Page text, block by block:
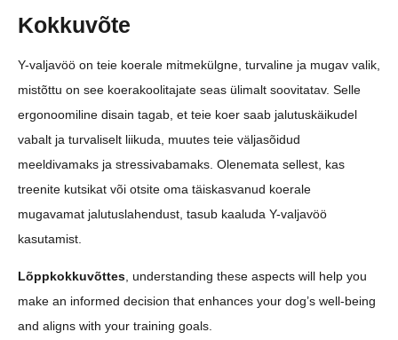
Kokkuvõte
Y-valjavöö on teie koerale mitmekülgne, turvaline ja mugav valik,
mistõttu on see koerakoolitajate seas ülimalt soovitatav. Selle
ergonoomiline disain tagab, et teie koer saab jalutuskäikudel
vabalt ja turvaliselt liikuda, muutes teie väljasõidud
meeldivamaks ja stressivabamaks. Olenemata sellest, kas
treenite kutsikat või otsite oma täiskasvanud koerale
mugavamat jalutuslahendust, tasub kaaluda Y-valjavöö
kasutamist.
Lõppkokkuvõttes , understanding these aspects will help you
make an informed decision that enhances your dog’s well-being
and aligns with your training goals.